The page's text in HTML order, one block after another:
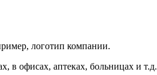
логотип компании.
в офисах, аптеках, больницах и т.д.